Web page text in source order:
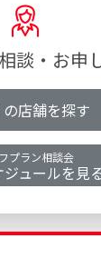
ま、高齢者向
ービスの概要
分に合った住
1回だけ、
居一時金が
談・お申
店舗を探す
プラン相談会
ュールを見